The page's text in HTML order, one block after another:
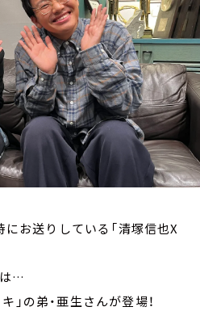
お送りしている「清塚信也X
…
」の弟・亜生さんが登場！